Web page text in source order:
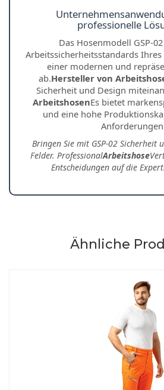
professionelle
Das Hosenmodell GSP-
Arbeitssicherheitsstandards
einer modernen und
ab.Hersteller von
Sicherheit und Design
ArbeitshosenEs bietet
und eine hohe
Bringen Sie mit GSP-02 Sicherheit
Felder. ProfessionalArbeitshose
Entscheidungen auf die
Ähnliche